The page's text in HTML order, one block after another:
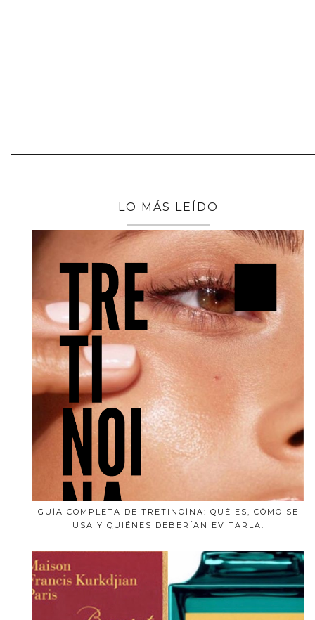
LO MÁS LEÍDO
GUÍA COMPLETA DE TRETINOÍNA: QUÉ ES, CÓMO SE
USA Y QUIÉNES DEBERÍAN EVITARLA.